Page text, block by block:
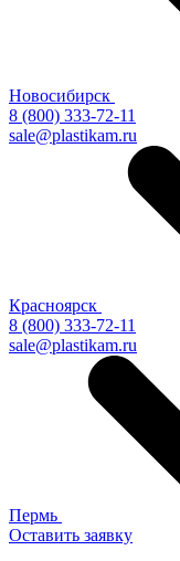
Новосибирск
8 (800) 333-72-11
sale@plastikam.ru
Красноярск
8 (800) 333-72-11
sale@plastikam.ru
Пермь
Оставить заявку